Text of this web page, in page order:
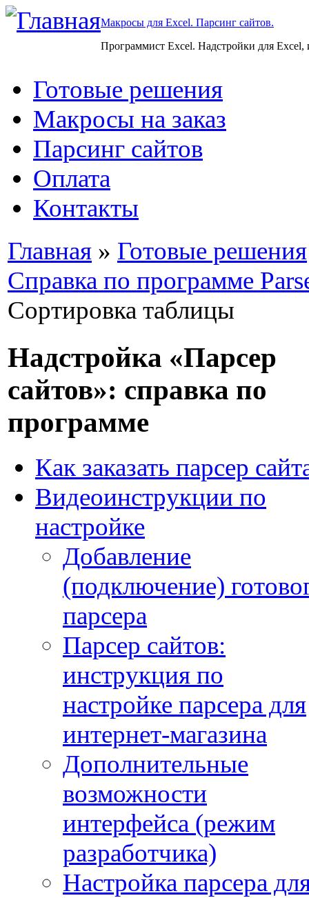
Макросы для Excel. Парсинг сайтов.
Программист Excel. Надстройки для Excel,
Готовые решения
Макросы на заказ
Парсинг сайтов
Оплата
Контакты
Главная » Готовые решения
Справка по программе
Сортировка таблицы
Надстройка «Парсер
сайтов»: справка по
программе
Как заказать парсер
Видеоинструкции по
настройке
Добавление
(подключение)
парсера
Парсер сайтов:
инструкция по
настройке парсера для
интернет-магазина
Дополнительные
возможности
интерфейса (режим
разработчика)
Настройка парсера